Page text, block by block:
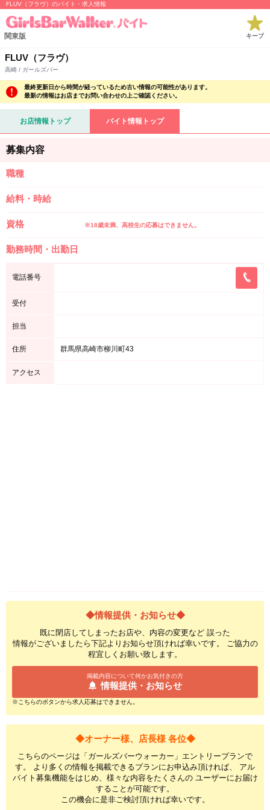
FLUV（フラヴ）のバイト・求人情報
関東版 キープ
FLUV（フラヴ）
高崎 / ガールズバー
最終更新日から時間が経っているため古い情報の可能性があります。
最新の情報はお店までお問い合わせの上ご確認ください。
お店情報トップ バイト情報トップ
募集内容
職種
給料・時給
資格 ※18歳未満、高校生の応募はできません。
勤務時間・出勤日
電話番号
受付
担当
住所 群馬県高崎市柳川町43
アクセス
◆情報提供・お知らせ◆
既に閉店してしまったお店や、内容の変更など 誤った
情報がございましたら下記よりお知らせ頂ければ幸いです。 ご協力の
程宜しくお願い致します。
掲載内容について何かお気付きの方
情報提供・お知らせ
※こちらのボタンから求人応募はできません。
◆オーナー様、店長様 各位◆
こちらのページは「ガールズバーウォーカー」エントリープランで
す。 より多くの情報を掲載できるプランにお申込み頂ければ、 アル
バイト募集機能をはじめ、様々な内容をたくさんの ユーザーにお届け
することが可能です。
この機会に是非ご検討頂ければ幸いです。